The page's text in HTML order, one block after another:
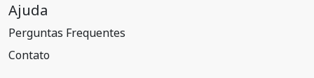
Ajuda
Perguntas Frequentes
Contato